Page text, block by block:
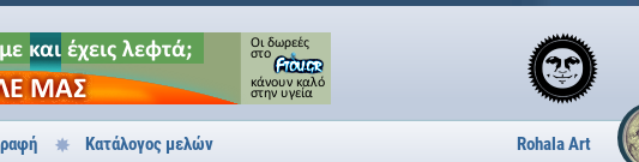
Κατάλογος μελών Rohala Art